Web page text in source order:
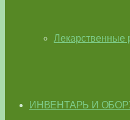
Лекарственные
ИНВЕНТАРЬ И